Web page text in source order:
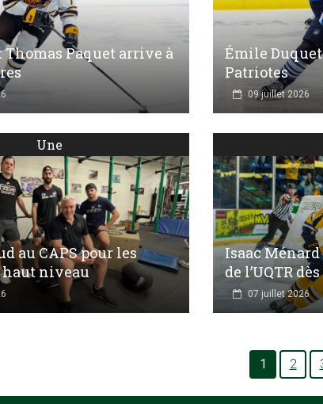
Paquet arrive à
Émile
Patriotes
09 juillet 2026
Une
au CAPS pour les
haut niveau
Isaac
de l’UQTR
07 juillet 2026
1 2